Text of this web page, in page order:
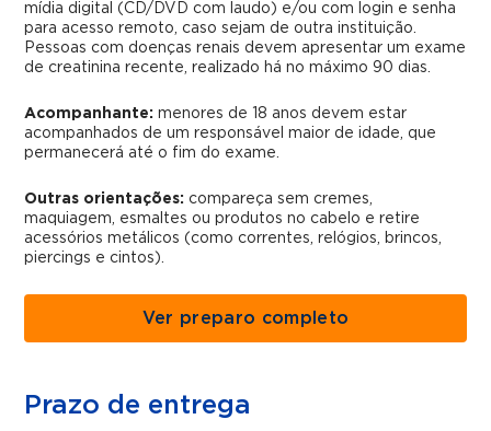
mídia digital (CD/DVD com laudo) e/ou com login e senha
para acesso remoto, caso sejam de outra instituição.
Pessoas com doenças renais devem apresentar um exame
de creatinina recente, realizado há no máximo 90 dias.
Acompanhante: menores de 18 anos devem estar
acompanhados de um responsável maior de idade, que
permanecerá até o fim do exame.
Outras orientações: compareça sem cremes,
maquiagem, esmaltes ou produtos no cabelo e retire
acessórios metálicos (como correntes, relógios, brincos,
piercings e cintos).
Ver preparo completo
Prazo de entrega